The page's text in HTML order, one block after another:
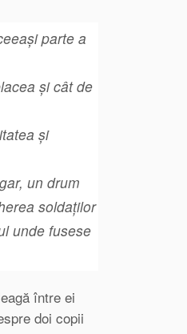
parte a
și cât de
şi
un drum
soldaților
unde fusese
între ei
doi copii